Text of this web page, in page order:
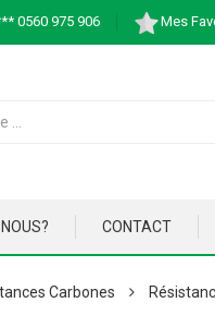
0560 975 906 Mes
CONTACT
Carbones